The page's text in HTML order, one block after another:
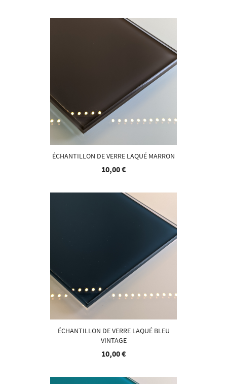
ÉCHANTILLON DE VERRE LAQUÉ MARRON
10,00 €
ÉCHANTILLON DE VERRE LAQUÉ BLEU
VINTAGE
10,00 €